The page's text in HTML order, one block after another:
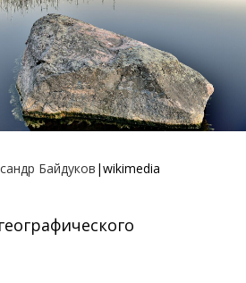
Байдуков |wikimedia